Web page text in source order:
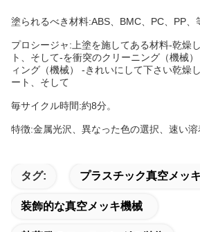
塗られるべき材料:ABS、BMC、PC、PP、
プロシージャ:上塗を施してある材料-乾燥
ト、そして-を衝突のクリーニング（機械
ィング（機械） -きれいにして下さい乾燥
ート、そして
毎サイクル時間:約8分。
特徴:金属光沢、異なった色の選択、速い溶
タグ: プラスチック真空メッ
装飾的な真空メッキ機械